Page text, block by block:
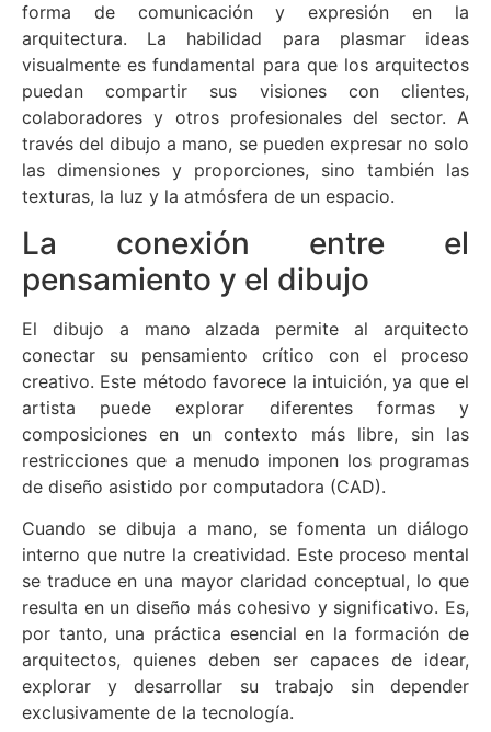
forma de comunicación y expresión en la
arquitectura. La habilidad para plasmar ideas
visualmente es fundamental para que los arquitectos
puedan compartir sus visiones con clientes,
colaboradores y otros profesionales del sector. A
través del dibujo a mano, se pueden expresar no solo
las dimensiones y proporciones, sino también las
texturas, la luz y la atmósfera de un espacio.
La conexión entre el
pensamiento y el dibujo
El dibujo a mano alzada permite al arquitecto
conectar su pensamiento crítico con el proceso
creativo. Este método favorece la intuición, ya que el
artista puede explorar diferentes formas y
composiciones en un contexto más libre, sin las
restricciones que a menudo imponen los programas
de diseño asistido por computadora (CAD).
Cuando se dibuja a mano, se fomenta un diálogo
interno que nutre la creatividad. Este proceso mental
se traduce en una mayor claridad conceptual, lo que
resulta en un diseño más cohesivo y significativo. Es,
por tanto, una práctica esencial en la formación de
arquitectos, quienes deben ser capaces de idear,
explorar y desarrollar su trabajo sin depender
exclusivamente de la tecnología.